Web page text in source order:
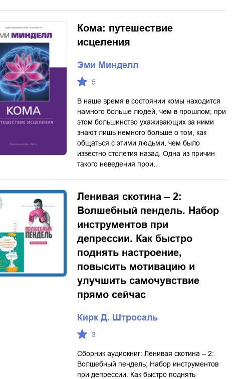
Кома: путешествие
исцеления
Эми Минделл
5
В наше время в состоянии комы находится
намного больше людей, чем в прошлом; при
этом большинство ухаживающих за ними
знают лишь немного больше о том, как
общаться с этими людьми, чем было
известно столетия назад. Одна из причин
такого неведения прои…
Ленивая скотина – 2:
Волшебный пендель. Набор
инструментов при
депрессии. Как быстро
поднять настроение,
повысить мотивацию и
улучшить самочувствие
прямо сейчас
Кирк Д. Штросаль
3
Сборник аудиокниг: Ленивая скотина – 2:
Волшебный пендель; Набор инструментов
при депрессии. Как быстро поднять